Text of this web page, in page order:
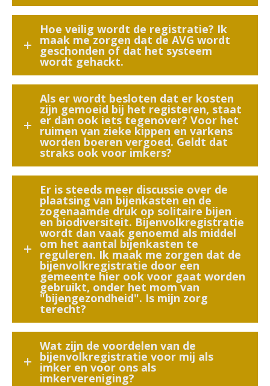
Hoe veilig wordt de registratie? Ik
maak me zorgen dat de AVG wordt
geschonden of dat het systeem
wordt gehackt.
Als er wordt besloten dat er kosten
zijn gemoeid bij het registeren, staat
er dan ook iets tegenover? Voor het
ruimen van zieke kippen en varkens
worden boeren vergoed. Geldt dat
straks ook voor imkers?
Er is steeds meer discussie over de
plaatsing van bijenkasten en de
zogenaamde druk op solitaire bijen
en biodiversiteit. Bijenvolkregistratie
wordt dan vaak genoemd als middel
om het aantal bijenkasten te
reguleren. Ik maak me zorgen dat de
bijenvolkregistratie door een
gemeente hier ook voor gaat worden
gebruikt, onder het mom van
"bijengezondheid". Is mijn zorg
terecht?
Wat zijn de voordelen van de
bijenvolkregistratie voor mij als
imker en voor ons als
imkervereniging?